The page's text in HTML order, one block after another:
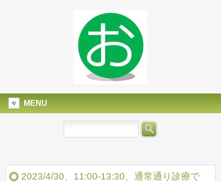
MENU
2023/4/30、11:00-13:30、通常通り診療で